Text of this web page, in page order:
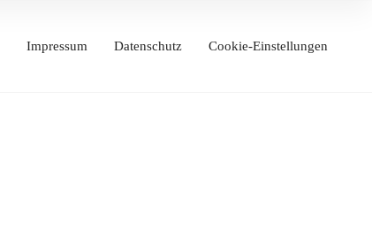
Impressum Datenschutz Cookie-Einstellungen